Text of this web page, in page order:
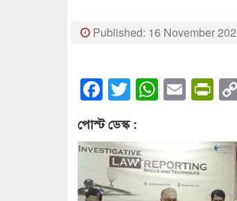
Published: 16 November
Facebook
Twitter
পোস্ট ডেস্ক :